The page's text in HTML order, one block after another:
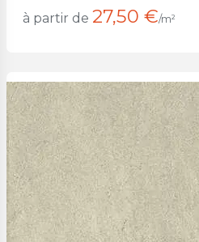
à partir de 27,50 €/m²